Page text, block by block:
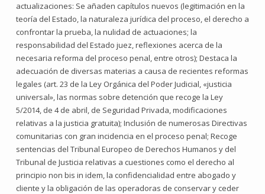
actualizaciones: Se añaden capítulos nuevos (legitimación en la
teoría del Estado, la naturaleza jurídica del proceso, el derecho a
confrontar la prueba, la nulidad de actuaciones; la
responsabilidad del Estado juez, reflexiones acerca de la
necesaria reforma del proceso penal, entre otros); Destaca la
adecuación de diversas materias a causa de recientes reformas
legales (art. 23 de la Ley Orgánica del Poder Judicial, «justicia
universal», las normas sobre detención que recoge la Ley
5/2014, de 4 de abril, de Seguridad Privada, modificaciones
relativas a la justicia gratuita); Inclusión de numerosas Directivas
comunitarias con gran incidencia en el proceso penal; Recoge
sentencias del Tribunal Europeo de Derechos Humanos y del
Tribunal de Justicia relativas a cuestiones como el derecho al
principio non bis in idem, la confidencialidad entre abogado y
cliente y la obligación de las operadoras de conservar y ceder